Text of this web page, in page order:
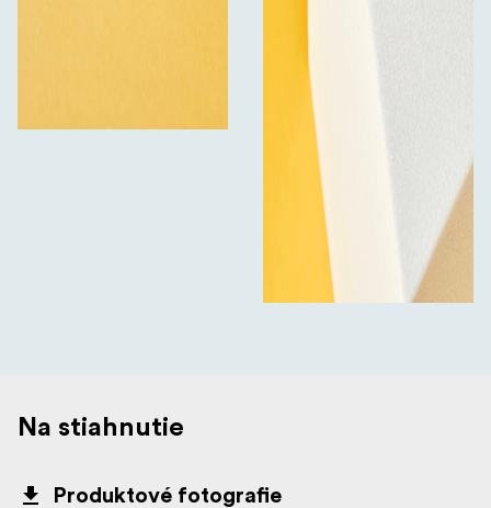
Na stiahnutie
Produktové fotografie